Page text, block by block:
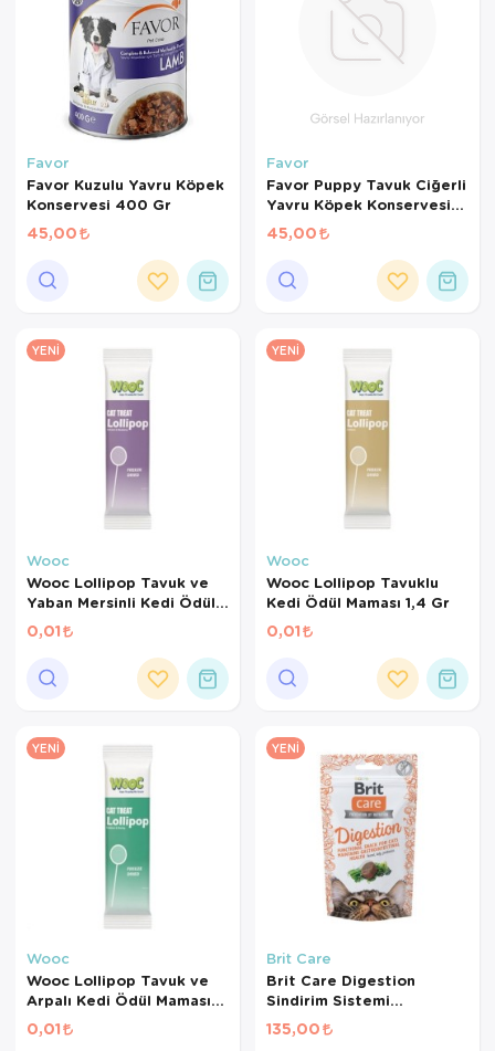
Favor
Favor Kuzulu Yavru Köpek
Konservesi 400 Gr
45,00
Favor
Favor Puppy Tavuk Ciğerli
Yavru Köpek Konservesi
400 Gr
45,00
YENI
Wooc
Wooc Lollipop Tavuk ve
Yaban Mersinli Kedi Ödül
Maması 1,4 Gr
0,01
YENI
Wooc
Wooc Lollipop Tavuklu
Kedi Ödül Maması 1,4 Gr
0,01
YENI
Wooc
Wooc Lollipop Tavuk ve
Arpalı Kedi Ödül Maması
1,4 Gr
0,01
YENI
Brit Care
Brit Care Digestion
Sindirim Sistemi
Destekleyici Tahılsız Kedi
Ödül Maması 50gr
135,00